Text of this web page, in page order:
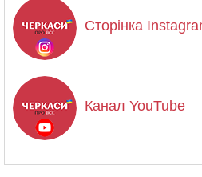
Сторінка
Канал YouTube